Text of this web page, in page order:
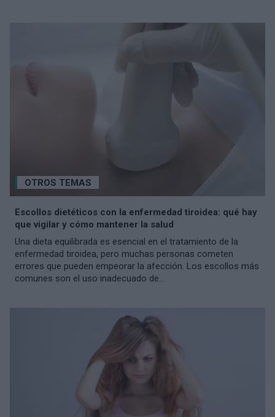
OTROS TEMAS
Escollos dietéticos con la enfermedad tiroidea: qué hay
que vigilar y cómo mantener la salud
Una dieta equilibrada es esencial en el tratamiento de la
enfermedad tiroidea, pero muchas personas cometen
errores que pueden empeorar la afección. Los escollos más
comunes son el uso inadecuado de...